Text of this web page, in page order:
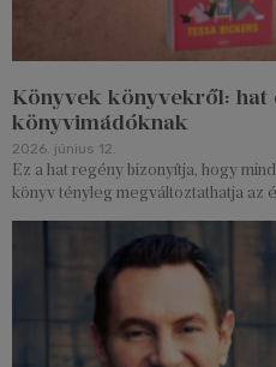
Könyvek könyvekről: hat
könyvimádóknak
2026. június 12.
Ez a hat regény bizonyítja, hogy
könyv tényleg megváltoztathatja az